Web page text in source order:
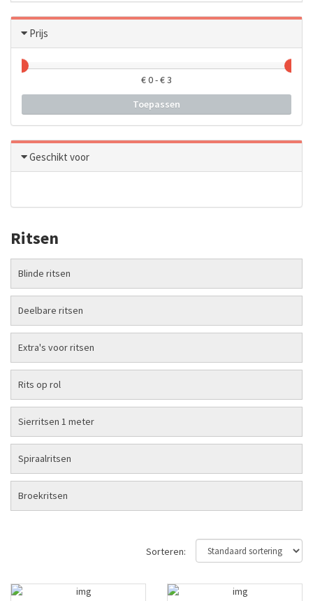
Prijs
€0- €3
Toepassen
Geschikt voor
Ritsen
Blinde ritsen
Deelbare ritsen
Extra's voor ritsen
Rits op rol
Sierritsen 1 meter
Spiraalritsen
Broekritsen
Sorteren: